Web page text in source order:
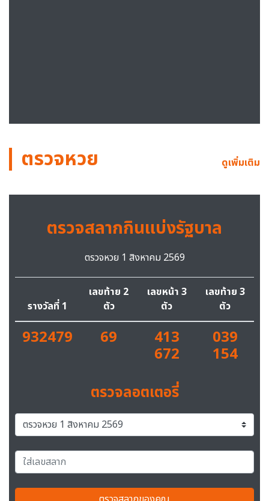
ตรวจหวย ดูเพิ่มเติม
ตรวจสลากกินแบ่งรัฐบาล
ตรวจหวย 1 สิงหาคม 2569
รางวัลที่ 1
เลขท้าย 2
ตัว
เลขหน้า 3
ตัว
เลขท้าย 3
ตัว
932479 69 413
672
039
154
ตรวจลอตเตอรี่